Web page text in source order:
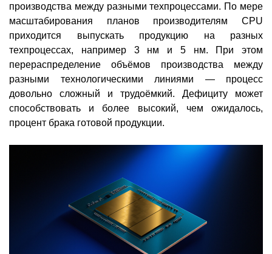
производства между разными техпроцессами. По мере
масштабирования планов производителям CPU
приходится выпускать продукцию на разных
техпроцессах, например 3 нм и 5 нм. При этом
перераспределение объёмов производства между
разными технологическими линиями — процесс
довольно сложный и трудоёмкий. Дефициту может
способствовать и более высокий, чем ожидалось,
процент брака готовой продукции.